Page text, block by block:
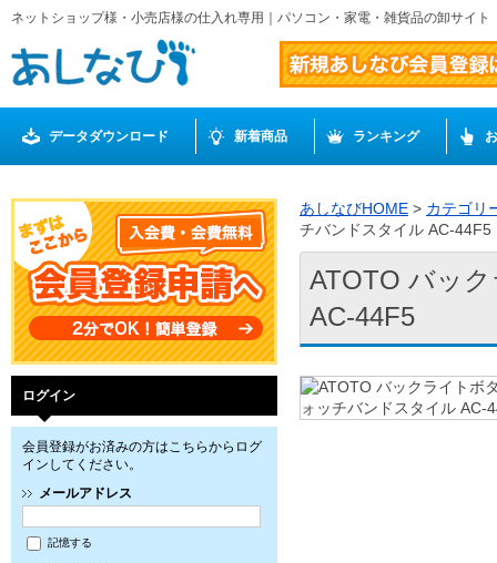
ネットショップ様・小売店様の仕入れ専用｜パソコン・家電・雑貨品の卸サイ
データダウンロード 新着商品 ランキング
ログイン
会員登録がお済みの方はこちらからログ
インしてください。
メールアドレス
記憶する
あしなびHOME > カテゴリ
チバンドスタイル AC-44F5
ATOTO バッ
AC-44F5